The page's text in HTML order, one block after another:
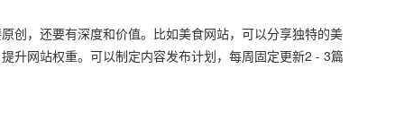
创，还要有深度和价值。比如美食网站，可以分享独特的美
升网站权重。可以制定内容发布计划，每周固定更新2 - 3篇